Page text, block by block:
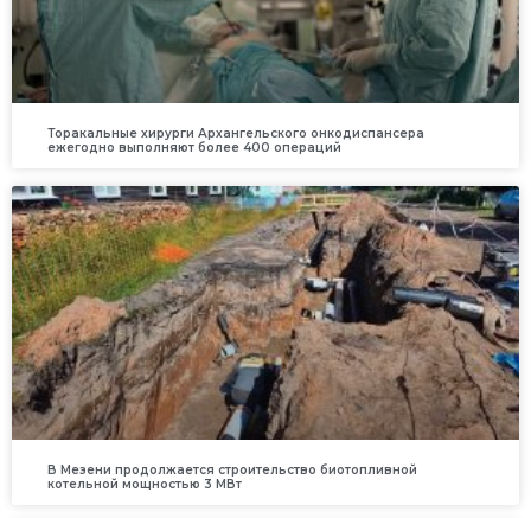
Торакальные хирурги Архангельского онкодиспансера
ежегодно выполняют более 400 операций
В Мезени продолжается строительство биотопливной
котельной мощностью 3 МВт